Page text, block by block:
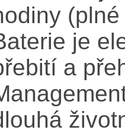
je
a